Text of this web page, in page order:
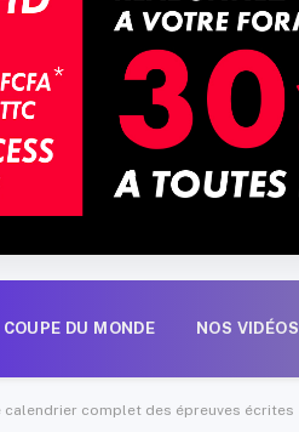
COUPE DU MONDE NOS VIDÉOS
calendrier complet des épreuves écrites